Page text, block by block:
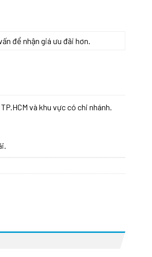
để nhận giá ưu đãi hơn.
và khu vực có chi nhánh.